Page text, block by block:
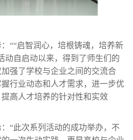
““启智润心，培根铸魂，培养新
动自启动以来，得到了师生们的
强了学校与企业之间的交流合
行业动态和人才需求，进一步优
高人才培养的针对性和实效
“此次系列活动的成功举办，不